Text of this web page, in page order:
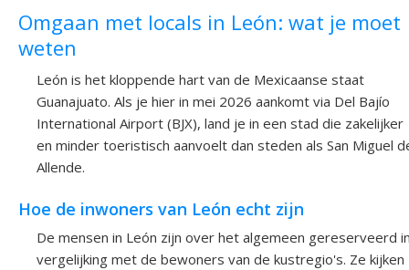
Omgaan met locals in León: wat je moet
weten
León is het kloppende hart van de Mexicaanse staat
Guanajuato. Als je hier in mei 2026 aankomt via Del Bajío
International Airport (BJX), land je in een stad die zakelijker
en minder toeristisch aanvoelt dan steden als San Miguel
Allende.
Hoe de inwoners van León echt zijn
De mensen in León zijn over het algemeen gereserveerd
vergelijking met de bewoners van de kustregio's. Ze kijken